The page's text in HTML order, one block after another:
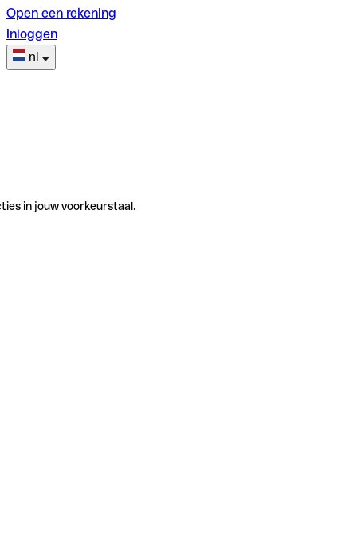
Open een rekening
Inloggen
nl
in jouw voorkeurstaal.